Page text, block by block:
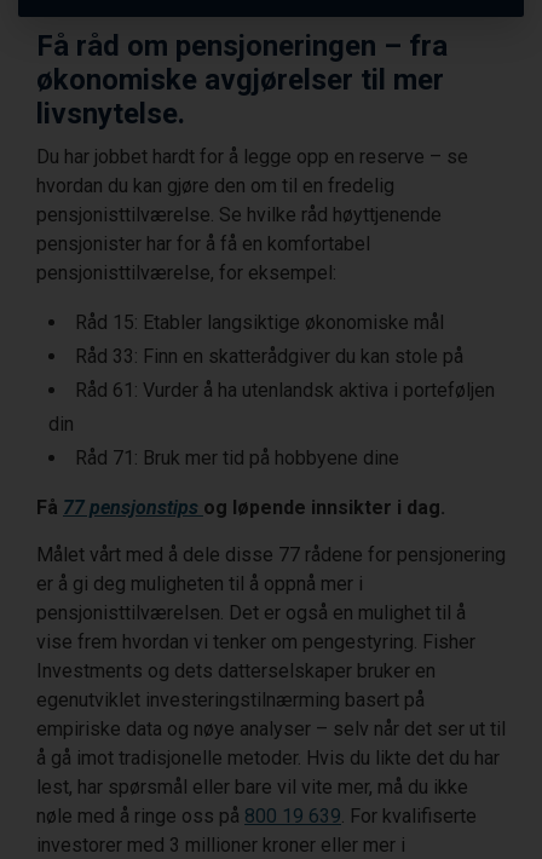
Få råd om pensjoneringen – fra
økonomiske avgjørelser til mer
livsnytelse.
Du har jobbet hardt for å legge opp en reserve – se
hvordan du kan gjøre den om til en fredelig
pensjonisttilværelse. Se hvilke råd høyttjenende
pensjonister har for å få en komfortabel
pensjonisttilværelse, for eksempel:
Råd 15: Etabler langsiktige økonomiske mål
Råd 33: Finn en skatterådgiver du kan stole på
Råd 61: Vurder å ha utenlandsk aktiva i porteføljen
din
Råd 71: Bruk mer tid på hobbyene dine
Få 77 pensjonstips og løpende innsikter i dag.
Målet vårt med å dele disse 77 rådene for pensjonering
er å gi deg muligheten til å oppnå mer i
pensjonisttilværelsen. Det er også en mulighet til å
vise frem hvordan vi tenker om pengestyring. Fisher
Investments og dets datterselskaper bruker en
egenutviklet investeringstilnærming basert på
empiriske data og nøye analyser – selv når det ser ut til
å gå imot tradisjonelle metoder. Hvis du likte det du har
lest, har spørsmål eller bare vil vite mer, må du ikke
nøle med å ringe oss på 800 19 639. For kvalifiserte
investorer med 3 millioner kroner eller mer i